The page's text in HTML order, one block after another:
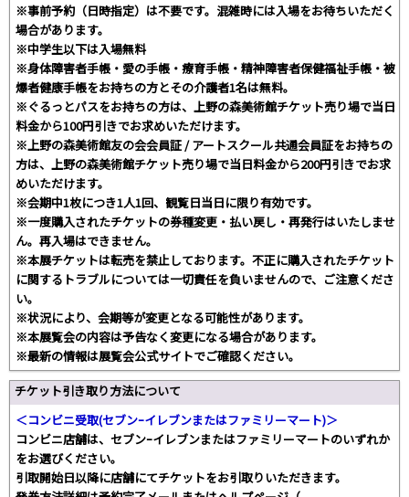
※事前予約（日時指定）は不要です。混雑時には入場をお待ちいただく
場合があります。
※中学生以下は入場無料
※身体障害者手帳・愛の手帳・療育手帳・精神障害者保健福祉手帳・被
爆者健康手帳をお持ちの方とその介護者1名は無料。
※ぐるっとパスをお持ちの方は、上野の森美術館チケット売り場で当日
料金から100円引きでお求めいただけます。
※上野の森美術館友の会会員証 / アートスクール共通会員証をお持ちの
方は、上野の森美術館チケット売り場で当日料金から200円引きでお求
めいただけます。
※会期中1枚につき1人1回、観覧日当日に限り有効です。
※一度購入されたチケットの券種変更・払い戻し・再発行はいたしませ
ん。再入場はできません。
※本展チケットは転売を禁止しております。不正に購入されたチケット
に関するトラブルについては一切責任を負いませんので、ご注意くださ
い。
※状況により、会期等が変更となる可能性があります。
※本展覧会の内容は予告なく変更になる場合があります。
※最新の情報は展覧会公式サイトでご確認ください。
チケット引き取り方法について
＜コンビニ受取(セブンｰイレブンまたはファミリーマート)＞
コンビニ店舗は、セブンｰイレブンまたはファミリーマートのいずれか
をお選びください。
引取開始日以降に店舗にてチケットをお引取りいただきます。